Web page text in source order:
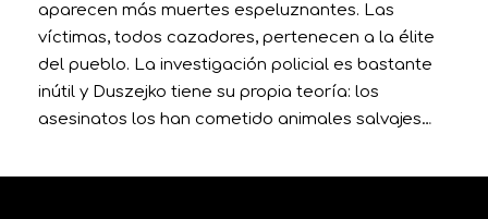
aparecen más muertes espeluznantes. Las
víctimas, todos cazadores, pertenecen a la élite
del pueblo. La investigación policial es bastante
inútil y Duszejko tiene su propia teoría: los
asesinatos los han cometido animales salvajes…